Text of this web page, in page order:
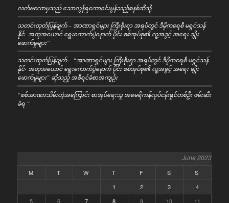
လက်ဗလောမှသည် သောလွန်ရကောင်ေးမွန်သည့်စနစ်ဆီသို့
သတင်းထုတ်ပြန်ချက် – အာဏာရှင်များ ကြီးစိုးရာ အရပ်တွင် ဒီမိုကရေစီ မရှင်သန်
နိုင်- အတုအယောင် ရွေးကောက်ပွဲနောက် ပိုင်း စစ်အုပ်စု၏ လူ့အခွင့် အရေး ချိုး
ဖောက်မှုများ”
သတင်းထုတ်ပြန်ချက် – “အာဏာရှင်များ ကြီးစိုးရာ အရပ်တွင် ဒီမိုကရေစီ မရှင်သန်
နိုင်- အတုအယောင် ရွေးကောက်ပွဲနောက် ပိုင်း စစ်အုပ်စု၏ လူ့အခွင့် အရေး ချိုး
ဖောက်မှုများ” ဆိုသည့် အစီရင်ခံစာအကျဉ်း
“စစ်အာဏာသိမ်းတဲ့အကြောင်း စာအုပ်ရေးသူ အမေရိကန်လုပ်ငန်းရှင်တစ်ဦး ဖမ်းဆီး
ခံရ “
June 2023
M T W T F S
S
1
2 3
4
5
6 7 8 9 10 11